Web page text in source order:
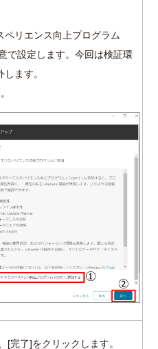
ペリエンス向上プログラム
で設定します。今回は検証環
ます。
[完了]をクリックします。